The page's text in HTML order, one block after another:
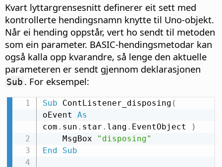
Kvart lyttargrensesnitt definerer eit sett med
kontrollerte hendingsnamn knytte til Uno-objekt.
Når ei hending oppstår, vert ho sendt til metoden
som ein parameter. BASIC-hendingsmetodar kan
også kalla opp kvarandre, så lenge den aktuelle
parameteren er sendt gjennom deklarasjonen
Sub . For eksempel:
Sub ContListener_disposing (
oEvent As
com . sun . star . lang . EventObject
)
    MsgBox
"disposing"
End
Sub